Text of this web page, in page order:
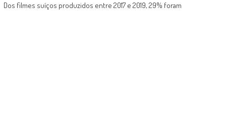
Dos filmes suíços produzidos entre 2017 e 2019, 29% foram